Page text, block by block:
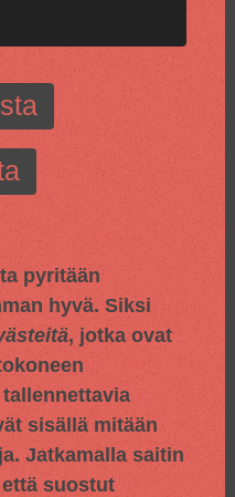
pyritään
hyvä. Siksi
, jotka ovat
sisällä mitään
Jatkamalla saitin
suostut